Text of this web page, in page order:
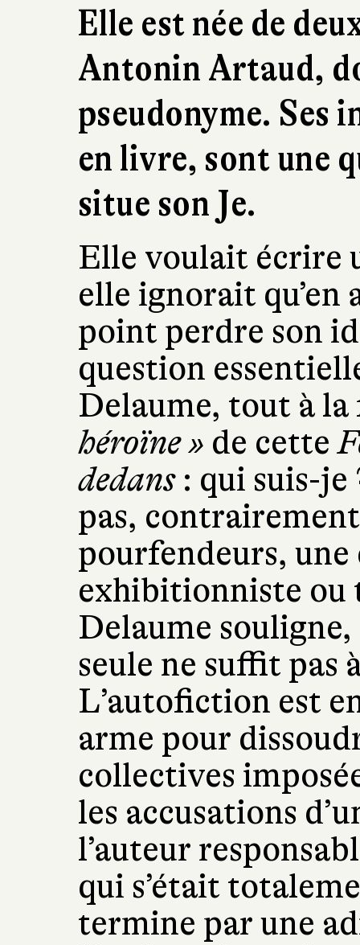
Elle est née de
Antonin Artaud,
pseudonyme. Ses
en livre, sont une
situe son Je.
Elle voulait écrire
elle ignorait qu’en
point perdre son
question
Delaume, tout à
héroïne » de cette
dedans: qui suis-je
pas,
pourfendeurs,
exhibitionniste ou
Delaume
seule ne suffit
L’autofiction est
arme pour
collectives
les accusations
l’auteur
qui s’était
termine par une